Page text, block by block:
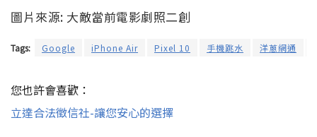
圖片來源: 大敵當前電影劇照二創
Tags: Google iPhone Air Pixel 10 手機跳水 洋蔥網通
您也許會喜歡：
立達合法徵信社-讓您安心的選擇